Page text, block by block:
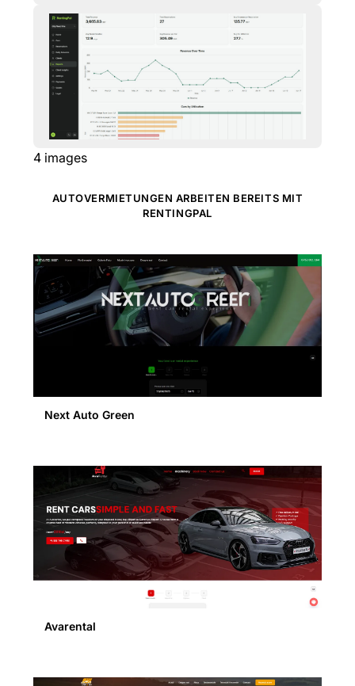
4 images
AUTOVERMIETUNGEN ARBEITEN BEREITS MIT
RENTINGPAL
Next Auto Green
Avarental